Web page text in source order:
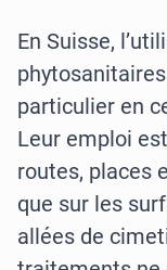
En Suisse,
particulier en
Leur emploi
routes, places
que sur les
allées de